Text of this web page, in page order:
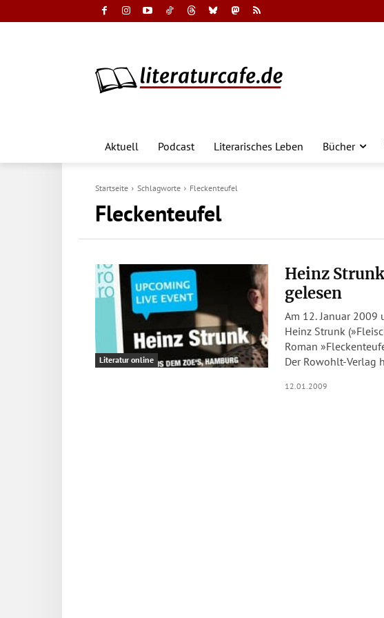
Aktuell Podcast Literarisches Leben Bücher
Startseite Schlagworte Fleckenteufel
Fleckenteufel
Literatur online
Heinz
gelesen
Am 12. Januar 2009
Heinz Strunk
Roman
Der Rowohlt-Verlag
12.01.2009